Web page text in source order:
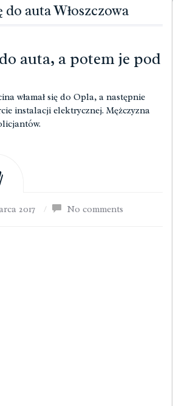
do auta Włoszczowa
auta, a potem je pod
włamał się do Opla, a następnie
instalacji elektrycznej. Mężczyzna
2017 / No comments